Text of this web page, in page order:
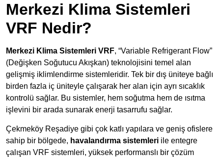
Merkezi Klima Sistemleri
VRF Nedir?
Merkezi Klima Sistemleri VRF, “Variable Refrigerant Flow”
(Değişken Soğutucu Akışkan) teknolojisini temel alan
gelişmiş iklimlendirme sistemleridir. Tek bir dış üniteye bağlı
birden fazla iç üniteyle çalışarak her alan için ayrı sıcaklık
kontrolü sağlar. Bu sistemler, hem soğutma hem de ısıtma
işlevini bir arada sunarak enerji tasarrufu sağlar.
Çekmeköy Reşadiye gibi çok katlı yapılara ve geniş ofislere
sahip bir bölgede, havalandırma sistemleri ile entegre
çalışan VRF sistemleri, yüksek performanslı bir çözüm